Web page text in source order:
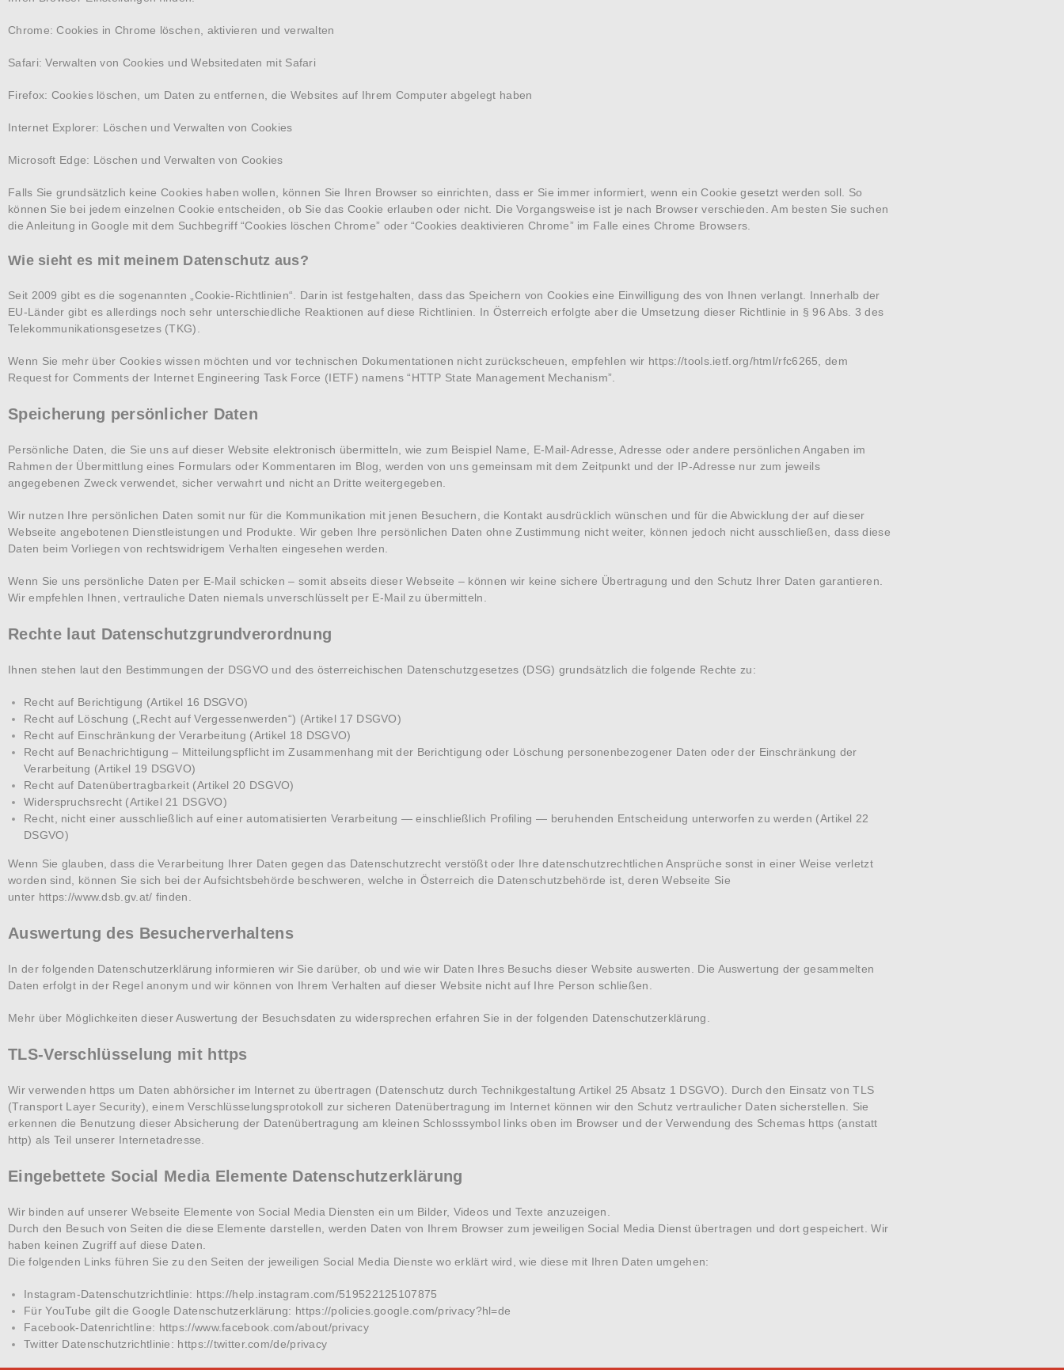
Chrome: Cookies in Chrome löschen, aktivieren und verwalten
Safari: Verwalten von Cookies und Websitedaten mit Safari
Firefox: Cookies löschen, um Daten zu entfernen, die Websites auf Ihrem Computer abgelegt haben
Internet Explorer: Löschen und Verwalten von Cookies
Microsoft Edge: Löschen und Verwalten von Cookies
Falls Sie grundsätzlich keine Cookies haben wollen, können Sie Ihren Browser so einrichten, dass er Sie immer informiert, wenn ein Cookie gesetzt werden soll. So
können Sie bei jedem einzelnen Cookie entscheiden, ob Sie das Cookie erlauben oder nicht. Die Vorgangsweise ist je nach Browser verschieden. Am besten Sie suchen
die Anleitung in Google mit dem Suchbegriff “Cookies löschen Chrome” oder “Cookies deaktivieren Chrome” im Falle eines Chrome Browsers.
Wie sieht es mit meinem Datenschutz aus?
Seit 2009 gibt es die sogenannten „Cookie-Richtlinien“. Darin ist festgehalten, dass das Speichern von Cookies eine Einwilligung des von Ihnen verlangt. Innerhalb der
EU-Länder gibt es allerdings noch sehr unterschiedliche Reaktionen auf diese Richtlinien. In Österreich erfolgte aber die Umsetzung dieser Richtlinie in § 96 Abs. 3 des
Telekommunikationsgesetzes (TKG).
Wenn Sie mehr über Cookies wissen möchten und vor technischen Dokumentationen nicht zurückscheuen, empfehlen wir https://tools.ietf.org/html/rfc6265 , dem
Request for Comments der Internet Engineering Task Force (IETF) namens “HTTP State Management Mechanism”.
Speicherung persönlicher Daten
Persönliche Daten, die Sie uns auf dieser Website elektronisch übermitteln, wie zum Beispiel Name, E-Mail-Adresse, Adresse oder andere persönlichen Angaben im
Rahmen der Übermittlung eines Formulars oder Kommentaren im Blog, werden von uns gemeinsam mit dem Zeitpunkt und der IP-Adresse nur zum jeweils
angegebenen Zweck verwendet, sicher verwahrt und nicht an Dritte weitergegeben.
Wir nutzen Ihre persönlichen Daten somit nur für die Kommunikation mit jenen Besuchern, die Kontakt ausdrücklich wünschen und für die Abwicklung der auf dieser
Webseite angebotenen Dienstleistungen und Produkte. Wir geben Ihre persönlichen Daten ohne Zustimmung nicht weiter, können jedoch nicht ausschließen, dass diese
Daten beim Vorliegen von rechtswidrigem Verhalten eingesehen werden.
Wenn Sie uns persönliche Daten per E-Mail schicken – somit abseits dieser Webseite – können wir keine sichere Übertragung und den Schutz Ihrer Daten garantieren.
Wir empfehlen Ihnen, vertrauliche Daten niemals unverschlüsselt per E-Mail zu übermitteln.
Rechte laut Datenschutzgrundverordnung
Ihnen stehen laut den Bestimmungen der DSGVO und des österreichischen Datenschutzgesetzes (DSG) grundsätzlich die folgende Rechte zu:
Recht auf Berichtigung (Artikel 16 DSGVO)
Recht auf Löschung („Recht auf Vergessenwerden“) (Artikel 17 DSGVO)
Recht auf Einschränkung der Verarbeitung (Artikel 18 DSGVO)
Recht auf Benachrichtigung – Mitteilungspflicht im Zusammenhang mit der Berichtigung oder Löschung personenbezogener Daten oder der Einschränkung der
Verarbeitung (Artikel 19 DSGVO)
Recht auf Datenübertragbarkeit (Artikel 20 DSGVO)
Widerspruchsrecht (Artikel 21 DSGVO)
Recht, nicht einer ausschließlich auf einer automatisierten Verarbeitung — einschließlich Profiling — beruhenden Entscheidung unterworfen zu werden (Artikel 22
DSGVO)
Wenn Sie glauben, dass die Verarbeitung Ihrer Daten gegen das Datenschutzrecht verstößt oder Ihre datenschutzrechtlichen Ansprüche sonst in einer Weise verletzt
worden sind, können Sie sich bei der Aufsichtsbehörde beschweren, welche in Österreich die Datenschutzbehörde ist, deren Webseite Sie
unter https://www.dsb.gv.at/ finden.
Auswertung des Besucherverhaltens
In der folgenden Datenschutzerklärung informieren wir Sie darüber, ob und wie wir Daten Ihres Besuchs dieser Website auswerten. Die Auswertung der gesammelten
Daten erfolgt in der Regel anonym und wir können von Ihrem Verhalten auf dieser Website nicht auf Ihre Person schließen.
Mehr über Möglichkeiten dieser Auswertung der Besuchsdaten zu widersprechen erfahren Sie in der folgenden Datenschutzerklärung.
TLS-Verschlüsselung mit https
Wir verwenden https um Daten abhörsicher im Internet zu übertragen (Datenschutz durch TechnikgestaltungArtikel 25 Absatz 1 DSGVO). Durch den Einsatz von TLS
(Transport Layer Security), einem Verschlüsselungsprotokoll zur sicheren Datenübertragung im Internet können wir den Schutz vertraulicher Daten sicherstellen. Sie
erkennen die Benutzung dieser Absicherung der Datenübertragung am kleinen Schlosssymbol links oben im Browser und der Verwendung des Schemas https (anstatt
http) als Teil unserer Internetadresse.
Eingebettete Social Media Elemente Datenschutzerklärung
Wir binden auf unserer Webseite Elemente von Social Media Diensten ein um Bilder, Videos und Texte anzuzeigen.
Durch den Besuch von Seiten die diese Elemente darstellen, werden Daten von Ihrem Browser zum jeweiligen Social Media Dienst übertragen und dort gespeichert. Wir
haben keinen Zugriff auf diese Daten.
Die folgenden Links führen Sie zu den Seiten der jeweiligen Social Media Dienste wo erklärt wird, wie diese mit Ihren Daten umgehen:
Instagram-Datenschutzrichtlinie: https://help.instagram.com/519522125107875
Für YouTube gilt die Google Datenschutzerklärung: https://policies.google.com/privacy?hl=de
Facebook-Datenrichtline: https://www.facebook.com/about/privacy
Twitter Datenschutzrichtlinie: https://twitter.com/de/privacy